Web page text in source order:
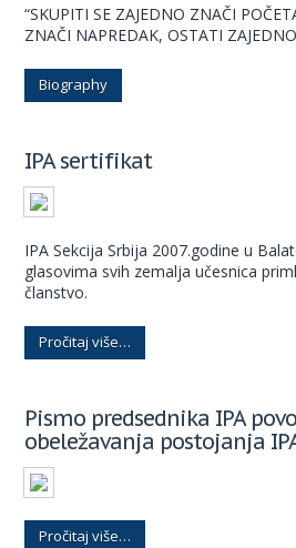
“SKUPITI SE ZAJEDNO ZNAČI
ZNAČI NAPREDAK, OSTATI
Biography
IPA sertifikat
IPA Sekcija Srbija 2007.godine u
glasovima svih zemalja učesnica
članstvo.
Pročitaj više…
Pismo predsednika IPA
obeležavanja postojanja IPA
Pročitaj više…